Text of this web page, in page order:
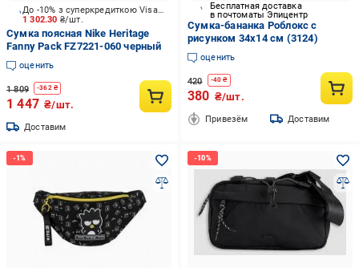
1 302.30 ₴/шт.
До -10% з суперкредиткою Visa Вигода
Сумка поясная Nike Heritage
Fanny Pack FZ7221-060 черный
оценить
1 809 -362₴
1 447 ₴/шт.
Доставим
Бесплатная доставка
в почтоматы Эпицентр
Сумка-бананка Роблокс с
рисунком 34х14 см (3124)
оценить
420 -40 ₴
380 ₴/шт.
Привезём Доставим